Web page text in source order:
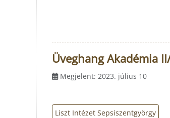
Üveghang Akadémia
Megjelent: 2023. július 10
Liszt Intézet Sepsiszentgyörgy